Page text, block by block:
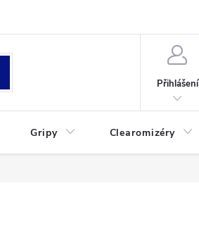
Přihlášení
Gripy Clearomizéry